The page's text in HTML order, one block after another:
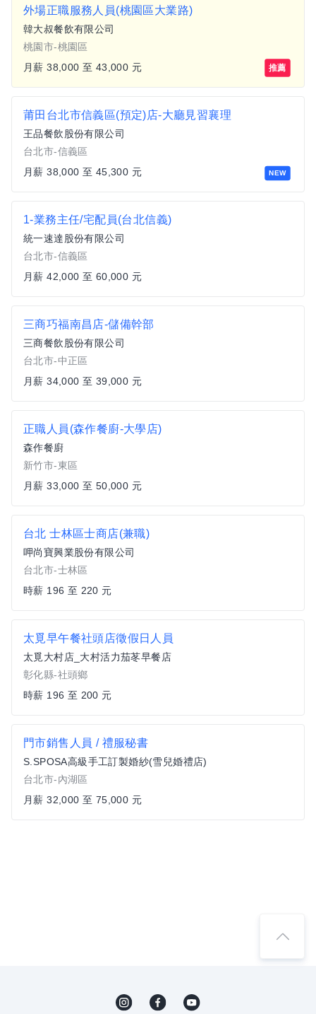
外場正職服務人員(桃園區大業路)
韓大叔餐飲有限公司
桃園市-桃園區
月薪 38,000 至 43,000 元
推薦
NEW
莆田台北市信義區(預定)店-大廳見習襄理
王品餐飲股份有限公司
台北市-信義區
月薪 38,000 至 45,300 元
1-業務主任/宅配員(台北信義)
統一速達股份有限公司
台北市-信義區
月薪 42,000 至 60,000 元
三商巧福南昌店-儲備幹部
三商餐飲股份有限公司
台北市-中正區
月薪 34,000 至 39,000 元
正職人員(森作餐廚-大學店)
森作餐廚
新竹市-東區
月薪 33,000 至 50,000 元
台北 士林區士商店(兼職)
呷尚寶興業股份有限公司
台北市-士林區
時薪 196 至 220 元
太覓早午餐社頭店徵假日人員
太覓大村店_大村活力茄苳早餐店
彰化縣-社頭鄉
時薪 196 至 200 元
門市銷售人員 / 禮服秘書
S.SPOSA高級手工訂製婚紗(雪兒婚禮店)
台北市-內湖區
月薪 32,000 至 75,000 元